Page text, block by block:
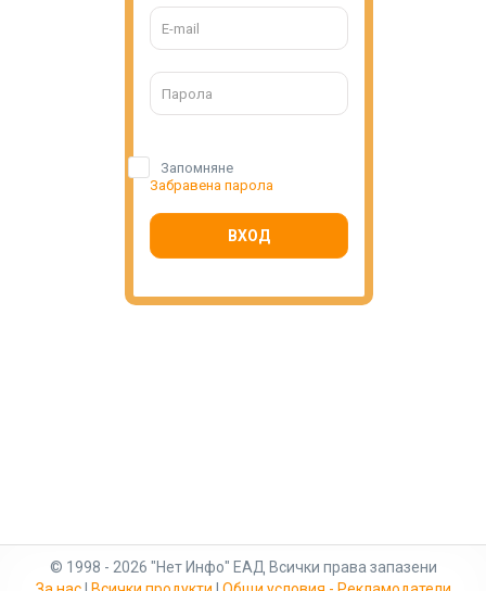
Запомняне
Забравена парола
ВХОД
© 1998 - 2026 "Нет Инфо" ЕАД Всички права запазени